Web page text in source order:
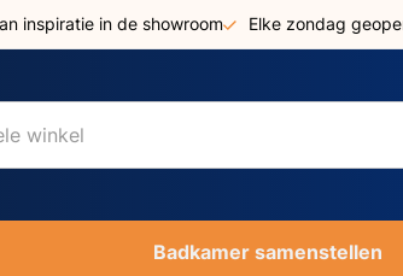
inspiratie in de showroom Elke zondag
Badkamer samenstellen